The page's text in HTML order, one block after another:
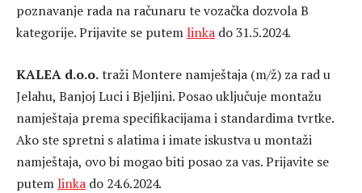
poznavanje rada na računaru te vozačka dozvola B
kategorije. Prijavite se putem linka do 31.5.2024.
KALEA d.o.o.traži Montere namještaja (m/ž) za rad u
Jelahu, Banjoj Luci i Bjeljini. Posao uključuje montažu
namještaja prema specifikacijama i standardima tvrtke.
Ako ste spretni s alatima i imate iskustva u montaži
namještaja, ovo bi mogao biti posao za vas. Prijavite se
putem linka do 24.6.2024.